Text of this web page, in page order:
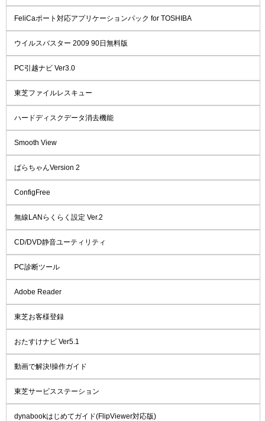
FeliCaポート対応アプリケーションパック for TOSHIBA
ウイルスバスター 2009 90日無料版
PC引越ナビ Ver3.0
東芝ファイルレスキュー
ハードディスクデータ消去機能
Smooth View
ぱらちゃんVersion 2
ConfigFree
無線LANらくらく設定 Ver.2
CD/DVD静音ユーティリティ
PC診断ツール
Adobe Reader
東芝お客様登録
おたすけナビ Ver5.1
動画で解決!操作ガイド
東芝サービスステーション
dynabookはじめてガイド(FlipViewer対応版)